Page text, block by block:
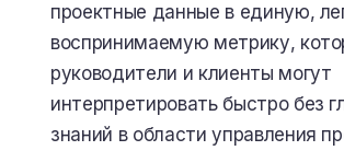
проектные данные в единую,
воспринимаемую метрику,
руководители и клиенты могут
интерпретировать быстро без
знаний в области управления